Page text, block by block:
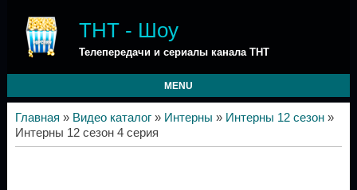
ТНТ - Шоу
Телепередачи и сериалы канала ТНТ
MENU
Главная » Видео каталог» Интерны » Интерны 12 сезон»
Интерны 12 сезон 4 серия